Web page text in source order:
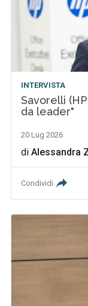
INTERVISTA
Savorelli
da leader"
20 Lug 2026
diAlessandra
Condividi